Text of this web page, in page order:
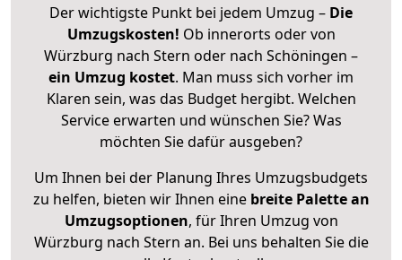
Der wichtigste Punkt bei jedem Umzug – Die
Umzugskosten! Ob innerorts oder von
Würzburg nach Stern oder nach Schöningen –
ein Umzug kostet. Man muss sich vorher im
Klaren sein, was das Budget hergibt. Welchen
Service erwarten und wünschen Sie? Was
möchten Sie dafür ausgeben?
Um Ihnen bei der Planung Ihres Umzugsbudgets
zu helfen, bieten wir Ihnen eine breite Palette an
Umzugsoptionen, für Ihren Umzug von
Würzburg nach Stern an. Bei uns behalten Sie die